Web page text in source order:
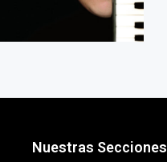
Nuestras Secciones